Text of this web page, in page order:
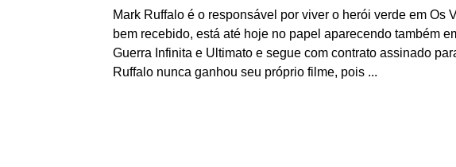
Mark Ruffalo é o responsável por viver o herói verde em Os
bem recebido, está até hoje no papel aparecendo também
Guerra Infinita e Ultimato e segue com contrato assinado
Ruffalo nunca ganhou seu próprio filme, pois ...